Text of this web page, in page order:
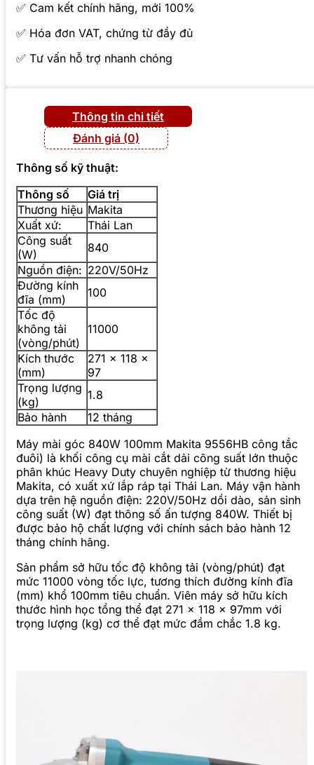
✅ Cam kết chính hãng, mới 100%
✅ Hóa đơn VAT, chứng từ đầy đủ
✅ Tư vấn hỗ trợ nhanh chóng
Thông tin chi tiết
Đánh giá (0)
Thông số kỹ thuật:
Thông số
Giá trị
Thương hiệu Makita
Xuất xứ:
Thái Lan
Công suất
(W)
840
Nguồn điện: 220V/50Hz
Đường kính
đĩa (mm)
100
Tốc độ
không tải
(vòng/phút)
11000
Kích thước
(mm)
271 x 118 x
97
Trọng lượng
(kg)
1.8
Bảo hành
12 tháng
Máy mài góc 840W 100mm Makita 9556HB công tắc
đuôi) là khối công cụ mài cắt dải công suất lớn thuộc
phân khúc Heavy Duty chuyên nghiệp từ thương hiệu
Makita, có xuất xứ lắp ráp tại Thái Lan. Máy vận hành
dựa trên hệ nguồn điện: 220V/50Hz dồi dào, sản sinh
công suất (W) đạt thông số ấn tượng 840W. Thiết bị
được bảo hộ chất lượng với chính sách bảo hành 12
tháng chính hãng.
Sản phẩm sở hữu tốc độ không tải (vòng/phút) đạt
mức 11000 vòng tốc lực, tương thích đường kính đĩa
(mm) khổ 100mm tiêu chuẩn. Viên máy sở hữu kích
thước hình học tổng thể đạt 271 x 118 x 97mm với
trọng lượng (kg) cơ thể đạt mức đầm chắc 1.8 kg.